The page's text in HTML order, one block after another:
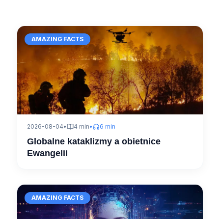
AMAZING FACTS
2026-08-04• 4 min• 6 min
Globalne kataklizmy a obietnice
Ewangelii
AMAZING FACTS